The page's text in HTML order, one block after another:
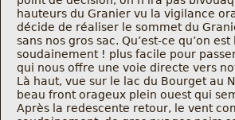
hauteurs du Granier vu la vigilance
décide de réaliser le sommet du
sans nos gros sac. Qu’est-ce qu’on est
soudainement ! plus facile pour
qui nous offre une voie directe vers
Là haut, vue sur le lac du Bourget au
beau front orageux plein ouest qui
Après la redescente retour, le vent